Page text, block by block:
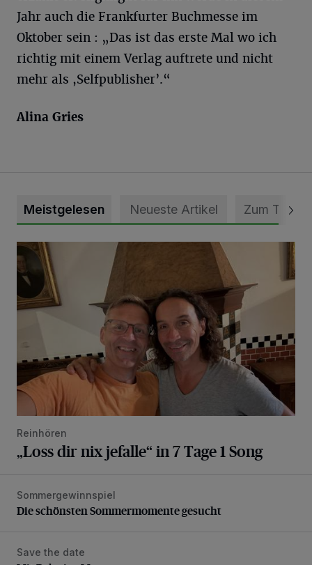
Jahr auch die Frankfurter Buchmesse im
Oktober sein : „Das ist das erste Mal wo ich
richtig mit einem Verlag auftrete und nicht
mehr als ,Selfpublisher’.“
Alina Gries
Meistgelesen Neueste Artikel Zum Thema
„Loss dir nix jefalle“ in 7 Tage 1 Song
Reinhören
„Loss dir nix jefalle“ in 7 Tage 1 Song
Die schönsten Sommermomente gesucht
Sommergewinnspiel
Die schönsten Sommermomente gesucht
Mit Baby ins Museum
Save the date